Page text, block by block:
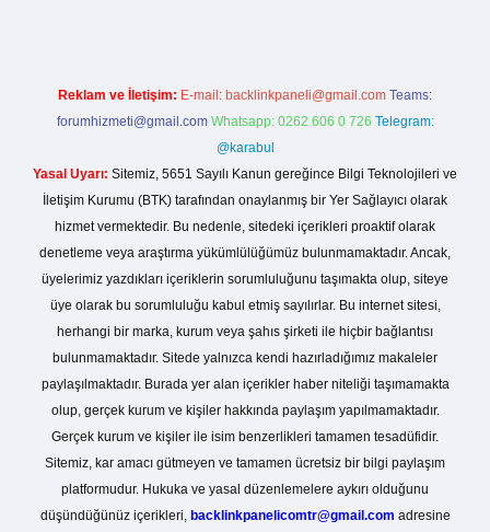
Reklam ve İletişim: E-mail: backlinkpaneli@gmail.com Teams:
forumhizmeti@gmail.com Whatsapp: 0262 606 0 726 Telegram:
@karabul
Yasal Uyarı: Sitemiz, 5651 Sayılı Kanun gereğince Bilgi Teknolojileri ve
İletişim Kurumu (BTK) tarafından onaylanmış bir Yer Sağlayıcı olarak
hizmet vermektedir. Bu nedenle, sitedeki içerikleri proaktif olarak
denetleme veya araştırma yükümlülüğümüz bulunmamaktadır. Ancak,
üyelerimiz yazdıkları içeriklerin sorumluluğunu taşımakta olup, siteye
üye olarak bu sorumluluğu kabul etmiş sayılırlar. Bu internet sitesi,
herhangi bir marka, kurum veya şahıs şirketi ile hiçbir bağlantısı
bulunmamaktadır. Sitede yalnızca kendi hazırladığımız makaleler
paylaşılmaktadır. Burada yer alan içerikler haber niteliği taşımamakta
olup, gerçek kurum ve kişiler hakkında paylaşım yapılmamaktadır.
Gerçek kurum ve kişiler ile isim benzerlikleri tamamen tesadüfidir.
Sitemiz, kar amacı gütmeyen ve tamamen ücretsiz bir bilgi paylaşım
platformudur. Hukuka ve yasal düzenlemelere aykırı olduğunu
düşündüğünüz içerikleri, backlinkpanelicomtr@gmail.com adresine